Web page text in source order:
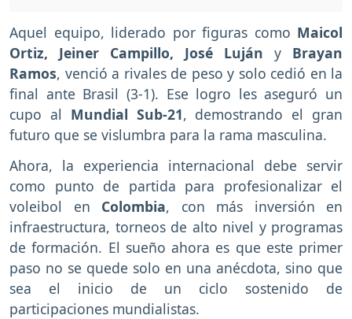
Aquel equipo, liderado por figuras como Maicol
Ortiz, Jeiner Campillo, José Luján y Brayan
Ramos, venció a rivales de peso y solo cedió en la
final ante Brasil (3-1). Ese logro les aseguró un
cupo al Mundial Sub-21, demostrando el gran
futuro que se vislumbra para la rama masculina.
Ahora, la experiencia internacional debe servir
como punto de partida para profesionalizar el
voleibol en Colombia, con más inversión en
infraestructura, torneos de alto nivel y programas
de formación. El sueño ahora es que este primer
paso no se quede solo en una anécdota, sino que
sea el inicio de un ciclo sostenido de
participaciones mundialistas.